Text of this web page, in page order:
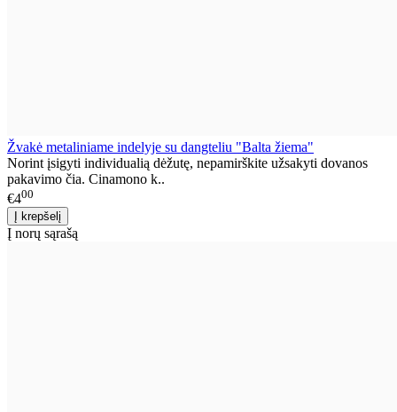
Žvakė metaliniame indelyje su dangteliu "Balta žiema"
Norint įsigyti individualią dėžutę, nepamirškite užsakyti dovanos
pakavimo čia. Cinamono k..
€400
Į norų sąrašą